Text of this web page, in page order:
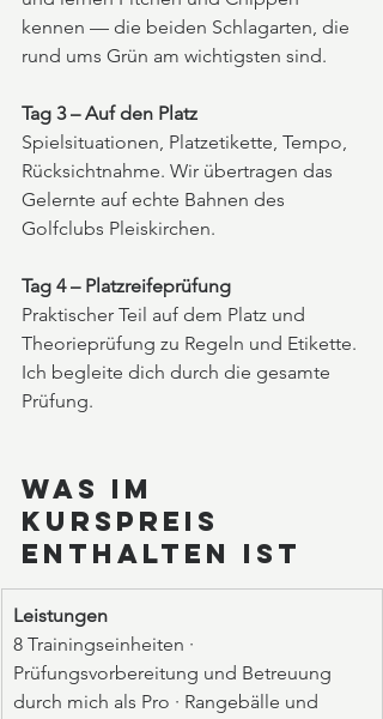
kennen — die beiden Schlagarten, die
rund ums Grün am wichtigsten sind.
Tag 3 – Auf den Platz
Spielsituationen, Platzetikette, Tempo,
Rücksichtnahme. Wir übertragen das
Gelernte auf echte Bahnen des
Golfclubs Pleiskirchen.
Tag 4 – Platzreifeprüfung
Praktischer Teil auf dem Platz und
Theorieprüfung zu Regeln und Etikette.
Ich begleite dich durch die gesamte
Prüfung.
Was im
Kurspreis
enthalten ist
Leistungen
8 Trainingseinheiten ·
Prüfungsvorbereitung und Betreuung
durch mich als Pro · Rangebälle und